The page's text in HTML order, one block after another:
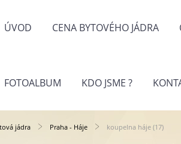
ÚVOD CENA BYTOVÉHO JÁDRA
FOTOALBUM KDO JSME ?
jádra Praha - Háje koupelna háje (17)